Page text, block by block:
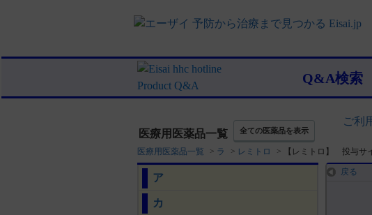
Q&A検索
医療用医薬品一覧 全ての医薬品を表示
ご利
医療用医薬品一覧 > ラ > レミトロ > 【レミトロ】 投与サ
ア
カ
戻る